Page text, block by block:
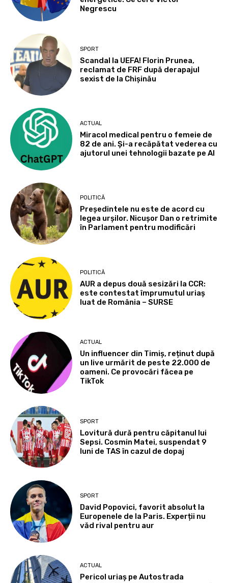
Negrescu
SPORT
Scandal la UEFA! Florin Prunea,
reclamat de FRF după derapajul
sexist de la Chișinău
ACTUAL
Miracol medical pentru o femeie de
82 de ani. Și-a recăpătat vederea cu
ajutorul unei tehnologii bazate pe AI
POLITICĂ
Președintele nu este de acord cu
legea urșilor. Nicușor Dan o retrimite
în Parlament pentru modificări
POLITICĂ
AUR a depus două sesizări la CCR:
este contestat împrumutul uriaș
luat de România – SURSE
ACTUAL
Un influencer din Timiș, reținut după
un live urmărit de peste 22.000 de
oameni. Ce provocări făcea pe
TikTok
SPORT
Lovitură dură pentru căpitanul lui
Sepsi. Cosmin Matei, suspendat 9
luni de TAS în cazul de dopaj
SPORT
David Popovici, favorit absolut la
Europenele de la Paris. Experții nu
văd rival pentru aur
ACTUAL
Pericol uriaș pe Autostrada